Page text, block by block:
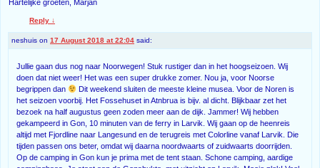
Hartelijke groeten, Marjan
Reply ↓
neshuis on 17 August 2018 at 22:04 said:
Jullie gaan dus nog naar Noorwegen! Stuk rustiger dan in het hoogseizoen. Wij
doen dat niet weer! Het was een super drukke zomer. Nou ja, voor Noorse
begrippen dan
Dit weekend sluiten de meeste kleine musea. Voor de Noren is
het seizoen voorbij. Het Fossehuset in Atnbrua is bijv. al dicht. Blijkbaar zet het
bezoek na half augustus geen zoden meer aan de dijk. Jammer! Wij hebben
gekampeerd in Gon, 10 minuten van de ferry in Larvik. Wij gaan op de heenreis
altijd met Fjordline naar Langesund en de terugreis met Colorline vanaf Larvik. Die
tijden passen ons beter, omdat wij daarna noordwaarts of zuidwaarts doorrijden.
Op de camping in Gon kun je prima met de tent staan. Schone camping, aardige